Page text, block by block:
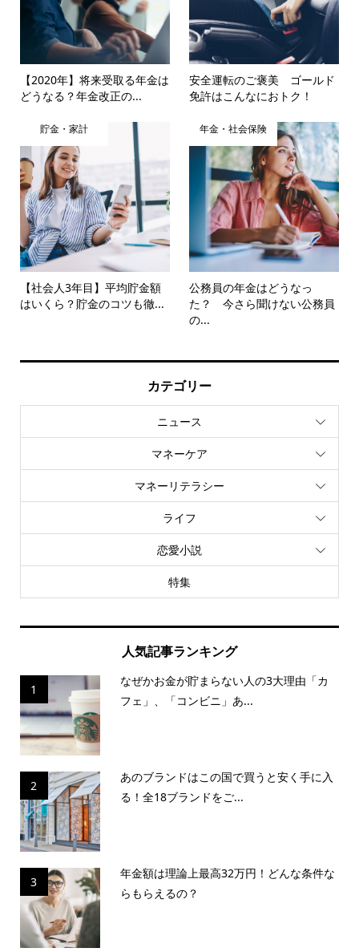
【2020年】将来受取る年金は
どうなる？年金改正の...
安全運転のご褒美 ゴールド
免許はこんなにおトク！
貯金・家計
【社会人3年目】平均貯金額
はいくら？貯金のコツも徹...
年金・社会保険
公務員の年金はどうなっ
た？ 今さら聞けない公務員
の...
カテゴリー
ニュース
マネーケア
マネーリテラシー
ライフ
恋愛小説
特集
人気記事ランキング
1
なぜかお金が貯まらない人の3大理由「カ
フェ」、「コンビニ」あ...
2
あのブランドはこの国で買うと安く手に入
る！全18ブランドをご...
3
年金額は理論上最高32万円！どんな条件な
らもらえるの？